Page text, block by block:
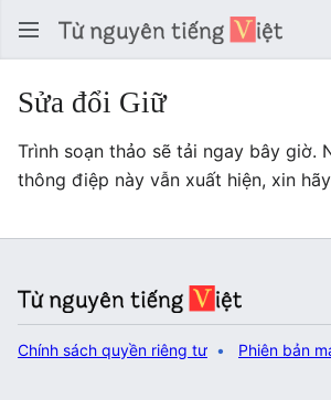
Sửa đổi Giữ
Trình soạn thảo sẽ tải ngay bây giờ.
thông điệp này vẫn xuất hiện, xin hãy
Chính sách quyền riêng tư Phiên bản